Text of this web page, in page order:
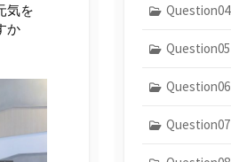
気を
か
Question04
Question05
Question06
Question07